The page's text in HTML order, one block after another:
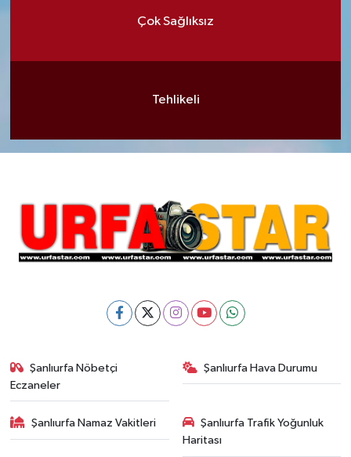
Çok Sağlıksız
Tehlikeli
Şanlıurfa Nöbetçi
Eczaneler
Şanlıurfa Hava Durumu
Şanlıurfa Namaz Vakitleri
Şanlıurfa Trafik Yoğunluk
Haritası